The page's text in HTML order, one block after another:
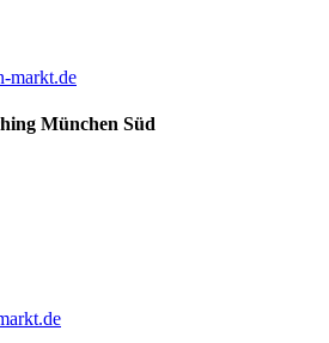
markt.de
München Süd